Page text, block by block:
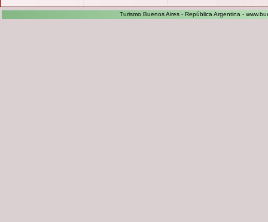
Turismo Buenos Aires - República Argentina -